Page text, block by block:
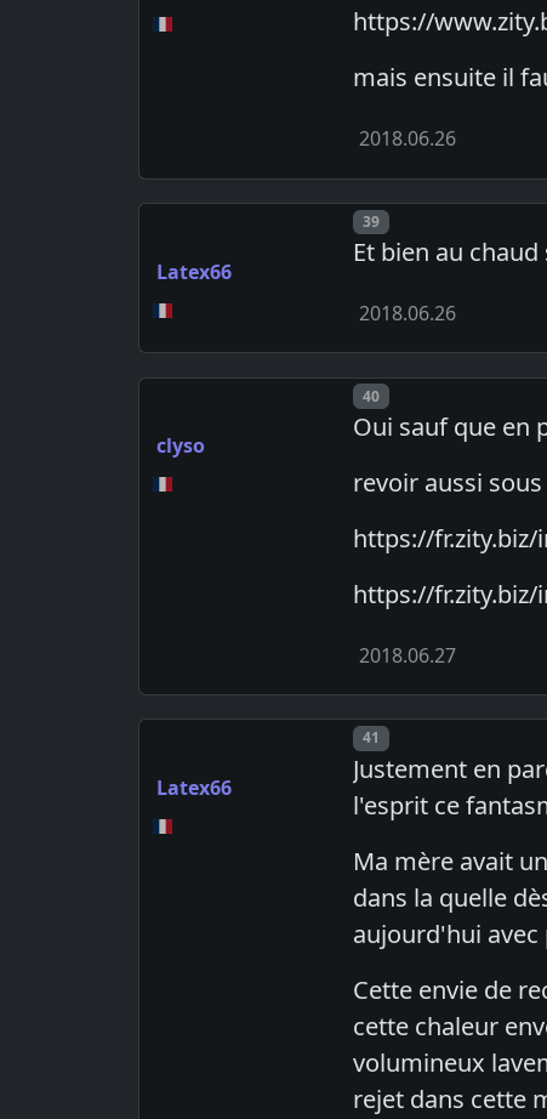
https://
mais ensuite il
2018.06.26
Latex66
Post number
39
Et bien au
2018.06.26
clyso
Post number
40
Oui sauf que en
revoir aussi
https://fr.zity.biz/
https://fr.zity.biz/
2018.06.27
Latex66
Post number
41
Justement en
l'esprit ce
Ma mère avait
dans la quelle
aujourd'hui avec
Cette envie de
cette chaleur
volumineux
rejet dans cette